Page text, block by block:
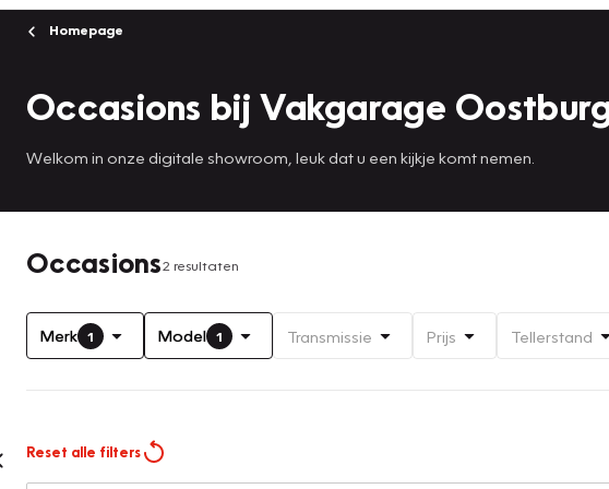
Homepage
Occasions bij Vakgarage
Welkom in onze digitale showroom, leuk dat u een kijkje komt nemen.
Occasions2 resultaten
Merk 1 Model 1 Transmissie Prijs Tellerstand
Reset alle filters